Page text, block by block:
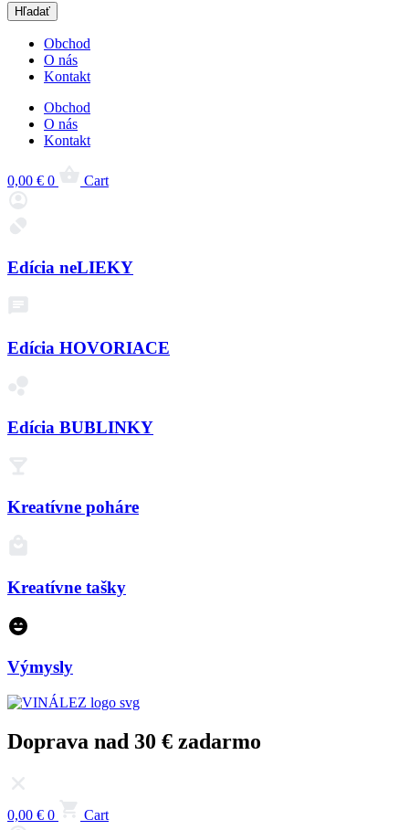
Hľadať
Obchod
O nás
Kontakt
Obchod
O nás
Kontakt
0,00 € 0 Cart
Edícia neLIEKY
Edícia HOVORIACE
Edícia BUBLINKY
Kreatívne poháre
Kreatívne tašky
Výmysly
Doprava nad 30 € zadarmo
0,00 € 0 Cart